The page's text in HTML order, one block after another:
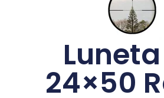
24×50